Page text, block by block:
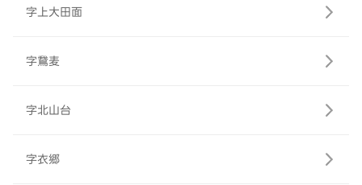
字上大田面
字鵞麦
字北山台
字衣郷